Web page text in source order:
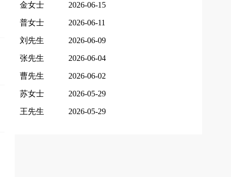
金女士 2026-06-15
普女士 2026-06-11
刘先生 2026-06-09
张先生 2026-06-04
曹先生 2026-06-02
苏女士 2026-05-29
王先生 2026-05-29